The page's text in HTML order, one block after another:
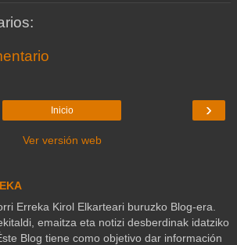
›
Inicio
Ver versión web
Erreka Kirol Elkarteari buruzko Blog-era.
emaitza eta notizi desberdinak idatziko
Blog tiene como objetivo dar información